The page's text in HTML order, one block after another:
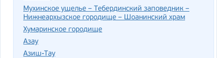
Мухинское ущелье – Тебердинский заповедник –
Нижнеархызское городище – Шоанинский храм
Хумаринское городище
Азау
Азиш-Тау